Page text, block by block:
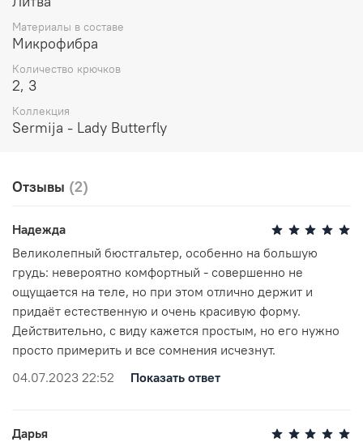
чашки и помогает удерживать стабильную форму
бюстгальтера.
микрофибры в два слоя, с применением
которой отделочная лента и строчки спрятаны
внутри пояса изделия, что создает приятные
бархатистой изнанкой.
металлов, не вызывающих аллергию.
Концы металлических каркасов защищены
специальной капсулой.
Состав:
50% полиэстер
40% полиамид
10% эластан
Уход за вещами:
Материалы в составе
Микрофибра
Количество крючков
2, 3
Коллекция
Sermija - Lady Butterfly
Отзывы (2)
Надежда
Великолепный бюстгальтер, особенно на большую
грудь: невероятно комфортный - совершенно не
ощущается на теле, но при этом отлично держит и
придаёт естественную и очень красивую форму.
Действительно, с виду кажется простым, но его нужно
просто примерить и все сомнения исчезнут.
04.07.2023 22:52
Показать ответ
Дарья